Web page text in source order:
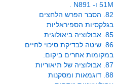
51M ו- N891 .
82. הסבר הפרש הלחצים
בגלקסיות הספיראליות
85. אבולוציה ביאולוגית
86. שיטה לבדיקת סיכוי לחיים
במקומות אחרים ביקום.
87. אבולוציה של תיאוריות
88. דוגמאות ומסקנות